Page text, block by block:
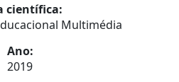
científica:
Multimédia
Ano:
2019